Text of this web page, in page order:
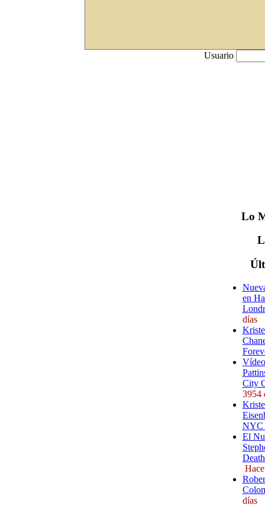
Usuario
Lo
en
días
City
3954
NYC
El
días